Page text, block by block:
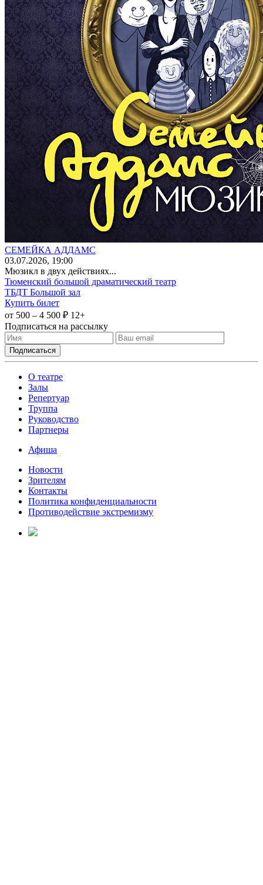
СЕМЕЙКА АДДАМС
03.07.2026, 19:00
Мюзикл в двух действиях...
Тюменский большой драматический театр
ТБДТ Большой зал
Купить билет
от 500 – 4 500 ₽ 12+
Подписаться на рассылку
О театре
Залы
Репертуар
Труппа
Руководство
Партнеры
Афиша
Новости
Зрителям
Контакты
Политика конфиденциальности
Противодействие экстремизму